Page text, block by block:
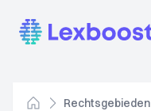
Lexboost
Rechtsgebieden